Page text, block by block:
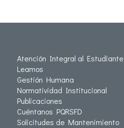
Atención Integral al Estudiante
Leamos
Gestión Humana
Normatividad Institucional
Publicaciones
Cuéntanos PQRSFD
Solicitudes de Mantenimiento